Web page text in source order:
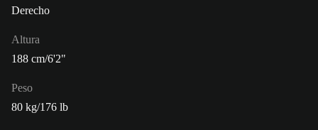
Derecho
Altura
188 cm/6'2"
Peso
80 kg/176 lb